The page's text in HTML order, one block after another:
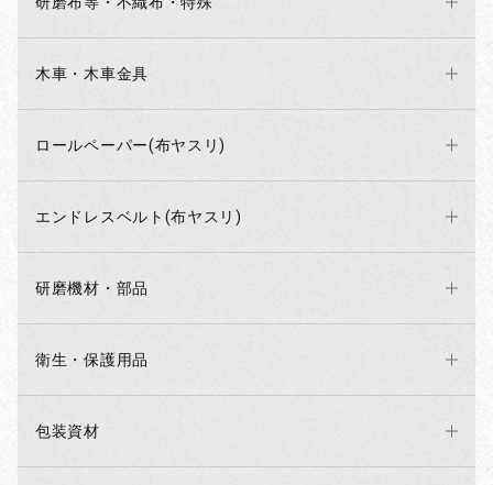
木車・木車金具
ロールペーパー(布ヤスリ)
エンドレスベルト(布ヤスリ)
研磨機材・部品
衛生・保護用品
包装資材